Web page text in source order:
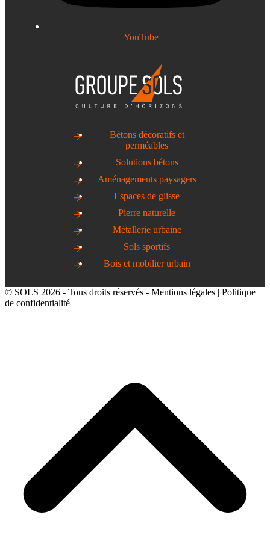
YouTube
Bétons décoratifs et
perméables
Solutions bétons
Aménagements paysagers
Espaces de glisse
Pierre naturelle
Métallerie urbaine
Sols sportifs
Bois et mobilier urbain
© SOLS 2026 - Tous droits réservés - Mentions légales | Politique
de confidentialité